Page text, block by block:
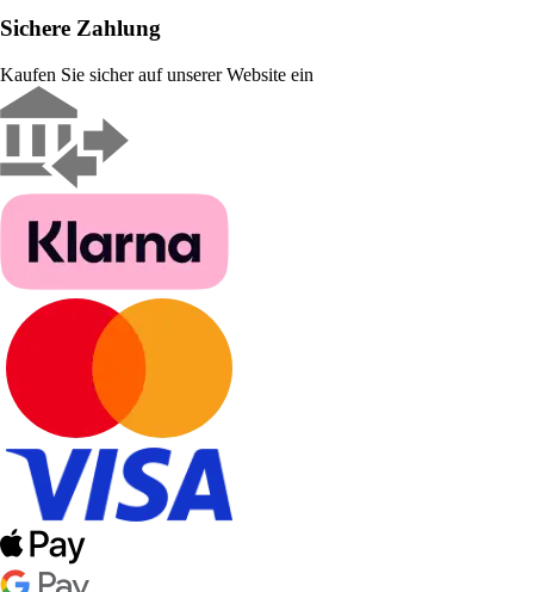
Sichere Zahlung
Kaufen Sie sicher auf unserer Website ein